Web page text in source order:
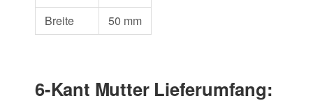
Breite
50 mm
6-Kant Mutter Lieferumfang: